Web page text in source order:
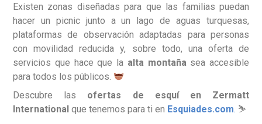
Existen zonas diseñadas para que las familias puedan
hacer un picnic junto a un lago de aguas turquesas,
plataformas de observación adaptadas para personas
con movilidad reducida y, sobre todo, una oferta de
servicios que hace que la alta montañasea accesible
para todos los públicos.
Descubre las ofertas de esquí en Zermatt
International que tenemos para ti en Esquiades.com. ⛷️